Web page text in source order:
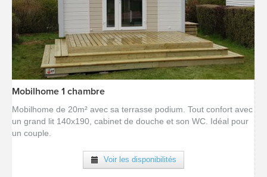
Mobilhome 1 chambre
Mobilhome de 20m² avec sa terrasse podium. Tout confort avec
un grand lit 140x190, cabinet de douche et son WC. Idéal pour
un couple.
Voir les disponibilités